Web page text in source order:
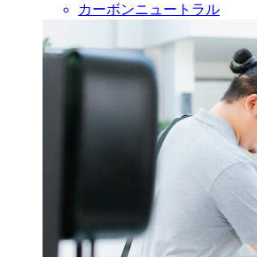
カーボンニュートラル